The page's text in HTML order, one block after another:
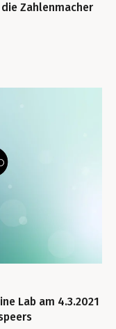
Zahlenmacher
Lab am 4.3.2021